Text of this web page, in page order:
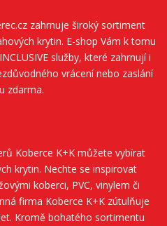
zahrnuje široký sortiment
krytin. E-shop Vám k tomu
služby, které zahrnují i
vrácení nebo zaslání
zdarma.
Koberce K+Kmůžete vybírat
krytin. Nechte se inspirovat
koberci, PVC, vinylem či
firma Koberce K+K zútulňuje
Kromě bohatého sortimentu